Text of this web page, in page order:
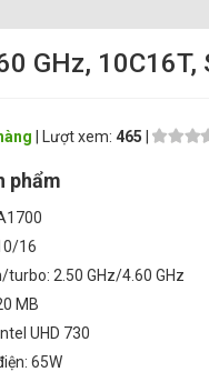
GHz,
| Lượt xem: 465 |
phẩm
16
turbo: 2.50 GHz/4.60 GHz
MB
UHD 730
65W